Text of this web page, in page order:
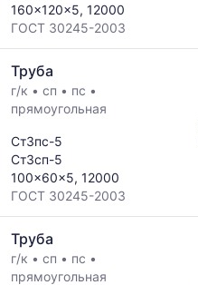
160x120x5, 12000
ГОСТ 30245-2003
Труба
г/к • сп • пс •
прямоугольная
Ст3пс-5
Ст3сп-5
100x60x5, 12000
ГОСТ 30245-2003
Труба
г/к • сп • пс •
прямоугольная